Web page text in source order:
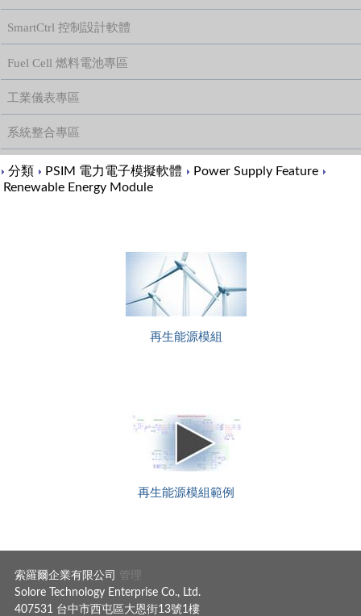
SmartCtrl 控制設計軟體
Fuel Cell 燃料電池專區
工業儀表專區
系統整合專區
Content
分類 PSIM 電力電子模擬軟體
Power Supply Feature
Renewable Energy Module
再生能源模組
再生能源模組範例
索羅爾企業有限公司
管理
Solore Technology Enterprise Co., Ltd.
407531 台中市西屯區大恩街13號1樓